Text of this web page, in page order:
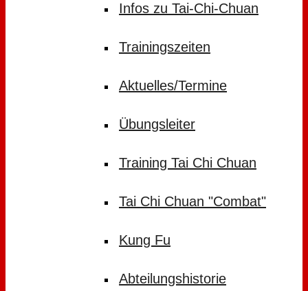
Infos zu Tai-Chi-Chuan
Trainingszeiten
Aktuelles/Termine
Übungsleiter
Training Tai Chi Chuan
Tai Chi Chuan "Combat"
Kung Fu
Abteilungshistorie